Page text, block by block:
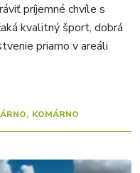
príjemné chvíle s
kvalitný šport, dobrá
priamo v areáli
KOMÁRNO